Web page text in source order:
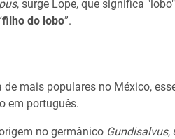
, surge Lope, que significa
filho do lobo”.
mais populares no México,
em português.
no germânico Gundisalvus,